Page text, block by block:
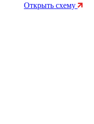
Открыть схему